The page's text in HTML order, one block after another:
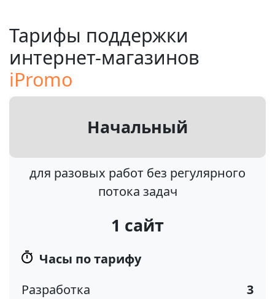
Тарифы поддержки
интернет-магазинов
iPromo
Начальный
для разовых работ без регулярного
потока задач
1 сайт
Часы по тарифу
Разработка
3